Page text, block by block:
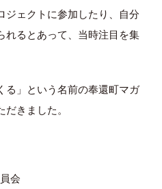
ジェクトに参加したり、自分
れるとあって、当時注目を集
る」という名前の奉還町マガ
きました。
会